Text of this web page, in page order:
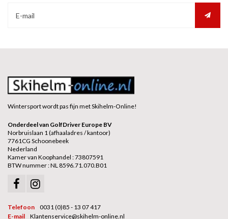
Wintersport wordt pas fijn met Skihelm-Online!
Onderdeel van GolfDriver Europe BV
Norbruislaan 1 (afhaaladres / kantoor)
7761CG Schoonebeek
Nederland
Kamer van Koophandel : 73807591
BTW nummer : NL 8596.71.070.B01
Telefoon
0031 (0)85 - 13 07 417
E-mail
Klantenservice@skihelm-online.nl